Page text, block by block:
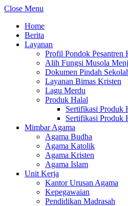
Close Menu
Home
Berita
Layanan
Profil Pondok Pesantren
Alih Fungsi Musola
Dokumen Pindah
Layanan Bimas Kristen
Lagu Merdu
Produk Halal
Sertifikasi Produk
Sertifikasi Produk
Mimbar Agama
Agama Budha
Agama Katolik
Agama Kristen
Agama Islam
Unit Kerja
Kantor Urusan Agama
Kepegawaian
Pendidikan Madrasah